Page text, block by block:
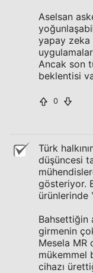
Aselsan
yapay
Ancak son
beklentisi
0
Türk
düşüncesi
gösteriyor.
ürünlerinde
Bahsettiğin
girmenin
Mesela MR
mükemmel
cihazı